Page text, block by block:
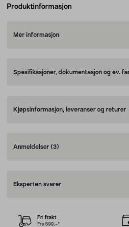
Produktinformasjon
Mer informasjon
Spesifikasjoner, dokumentasjon og ev.
Kjøpsinformasjon, leveranser og returer
Anmeldelser (3)
Eksperten svarer
Fri frakt
Fra 599,–*